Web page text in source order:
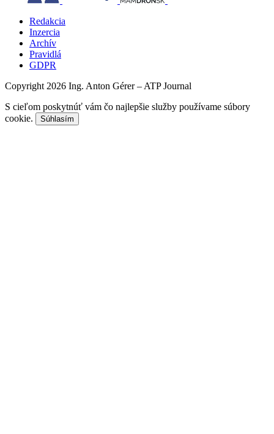
Redakcia
Inzercia
Archív
Pravidlá
GDPR
Copyright 2026 Ing. Anton Gérer – ATP Journal
S cieľom poskytnúť vám čo najlepšie služby používame súbory
cookie.
Súhlasím